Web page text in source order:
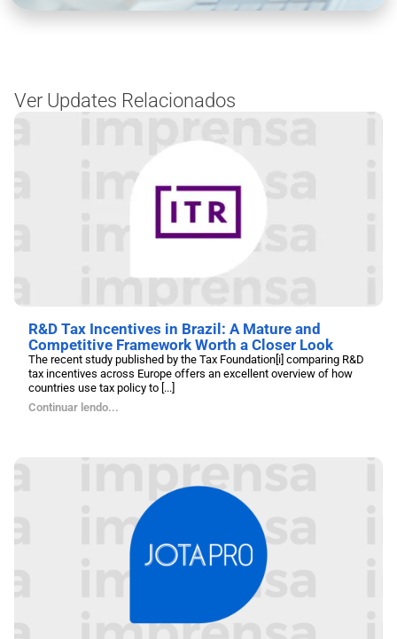
Ver Updates Relacionados
R&D Tax Incentives in Brazil: A Mature and
Competitive Framework Worth a Closer Look
The recent study published by the Tax Foundation[i] comparing R&D
tax incentives across Europe offers an excellent overview of how
countries use tax policy to [...]
Continuar lendo...